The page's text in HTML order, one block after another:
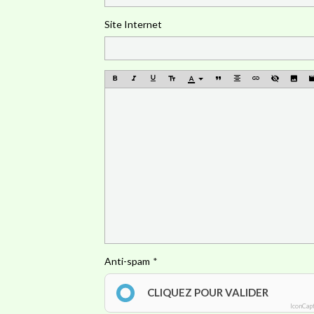
Site Internet
Anti-spam
CLIQUEZ POUR VALIDER